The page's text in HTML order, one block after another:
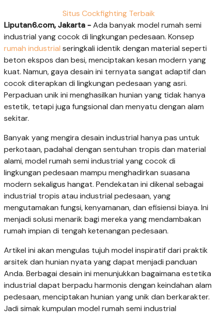
Situs Cockfighting Terbaik
Liputan6.com, Jakarta -Ada banyak model rumah semi
industrial yang cocok di lingkungan pedesaan. Konsep
rumah industrial seringkali identik dengan material seperti
beton ekspos dan besi, menciptakan kesan modern yang
kuat. Namun, gaya desain ini ternyata sangat adaptif dan
cocok diterapkan di lingkungan pedesaan yang asri.
Perpaduan unik ini menghasilkan hunian yang tidak hanya
estetik, tetapi juga fungsional dan menyatu dengan alam
sekitar.
Banyak yang mengira desain industrial hanya pas untuk
perkotaan, padahal dengan sentuhan tropis dan material
alami, model rumah semi industrial yang cocok di
lingkungan pedesaan mampu menghadirkan suasana
modern sekaligus hangat. Pendekatan ini dikenal sebagai
industrial tropis atau industrial pedesaan, yang
mengutamakan fungsi, kenyamanan, dan efisiensi biaya. Ini
menjadi solusi menarik bagi mereka yang mendambakan
rumah impian di tengah ketenangan pedesaan.
Artikel ini akan mengulas tujuh model inspiratif dari praktik
arsitek dan hunian nyata yang dapat menjadi panduan
Anda. Berbagai desain ini menunjukkan bagaimana estetika
industrial dapat berpadu harmonis dengan keindahan alam
pedesaan, menciptakan hunian yang unik dan berkarakter.
Jadi simak kumpulan model rumah semi industrial